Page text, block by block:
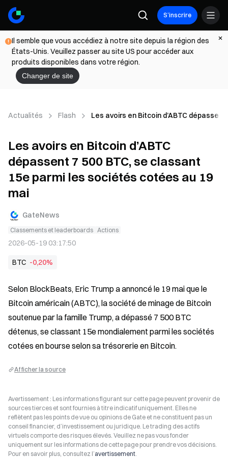
S’inscrire
Il semble que vous accédiez à notre site depuis la région des
États-Unis. Veuillez passer au site US pour accéder aux
produits disponibles dans votre région.
Changer de site
Actualités Flash Les avoirs en Bitcoin d’ABTC
Les avoirs en Bitcoin d’ABTC
dépassent 7 500 BTC, se classant
15e parmi les sociétés cotées au 19
mai
GateNews
Classements et leaderboards Actions
2026-05-19 03:17:50
BTC -0,20%
Selon BlockBeats, Eric Trump a annoncé le 19 mai que le
Bitcoin américain (ABTC), la société de minage de Bitcoin
soutenue par la famille Trump, a dépassé 7 500 BTC
détenus, se classant 15e mondialement parmi les sociétés
cotées en bourse selon sa trésorerie en Bitcoin.
Afficher la source
Avertissement : Les informations figurant sur cette page peuvent provenir de
sources tierces et sont fournies à titre indicatif uniquement. Elles ne
reflètent pas les points de vue ou opinions de Gate et ne constituent pas un
conseil financier, d’investissement ou juridique. Le trading des actifs
virtuels comporte des risques élevés. Veuillez ne pas vous fonder
uniquement sur les informations de cette page pour prendre vos décisions.
Pour en savoir plus, consultez l’avertissement.